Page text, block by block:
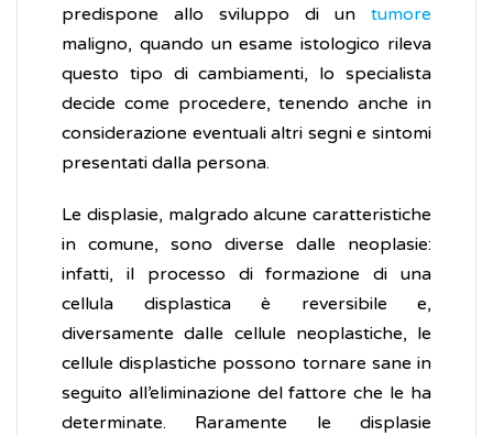
predispone allo sviluppo di un tumore
maligno, quando un esame istologico rileva
questo tipo di cambiamenti, lo specialista
decide come procedere, tenendo anche in
considerazione eventuali altri segni e sintomi
presentati dalla persona.
Le displasie, malgrado alcune caratteristiche
in comune, sono diverse dalle neoplasie:
infatti, il processo di formazione di una
cellula displastica è reversibile e,
diversamente dalle cellule neoplastiche, le
cellule displastiche possono tornare sane in
seguito all’eliminazione del fattore che le ha
determinate. Raramente le displasie